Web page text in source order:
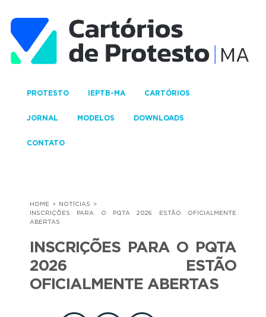
PROTESTO IEPTB-MA CARTÓRIOS
JORNAL MODELOS DOWNLOADS
CONTATO
HOME
NOTÍCIAS
INSCRIÇÕES PARA O PQTA 2026 ESTÃO OFICIALMENTE
ABERTAS
INSCRIÇÕES PARA O PQTA
2026 ESTÃO
OFICIALMENTE ABERTAS